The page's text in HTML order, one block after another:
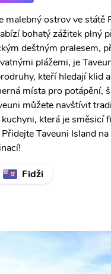
malebný ostrov ve státě
bohatý zážitek plný
deštným pralesem,
plážemi, je
kteří hledají klid
místa pro potápění,
můžete navštívit
která je směsicí
Taveuni Island
Fidži